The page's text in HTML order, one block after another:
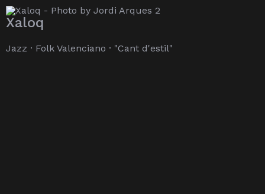
Xaloq
Jazz · Folk Valenciano · "Cant d'estil"